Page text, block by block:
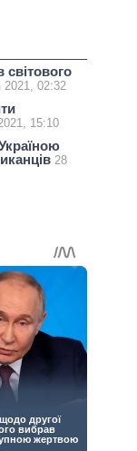
світового
2021, 02:32
15:10
28